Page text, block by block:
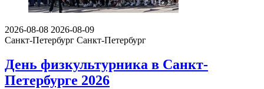
2026-08-08 2026-08-09
Санкт-Петербург Санкт-Петербург
День физкультурника в Санкт-
Петербурге 2026